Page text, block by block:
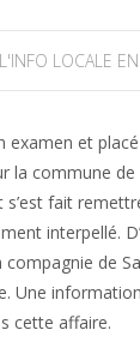
L'INFO LOCALE
et
la commune de
fait
interpellé.
de
Une
cette affaire.